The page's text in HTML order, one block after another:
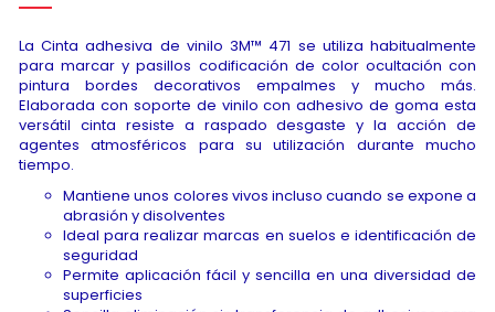
La Cinta adhesiva de vinilo 3M™ 471 se utiliza habitualmente
para marcar y pasillos codificación de color ocultación con
pintura bordes decorativos empalmes y mucho más.
Elaborada con soporte de vinilo con adhesivo de goma esta
versátil cinta resiste a raspado desgaste y la acción de
agentes atmosféricos para su utilización durante mucho
tiempo.
Mantiene unos colores vivos incluso cuando se expone a
abrasión y disolventes
Ideal para realizar marcas en suelos e identificación de
seguridad
Permite aplicación fácil y sencilla en una diversidad de
superficies